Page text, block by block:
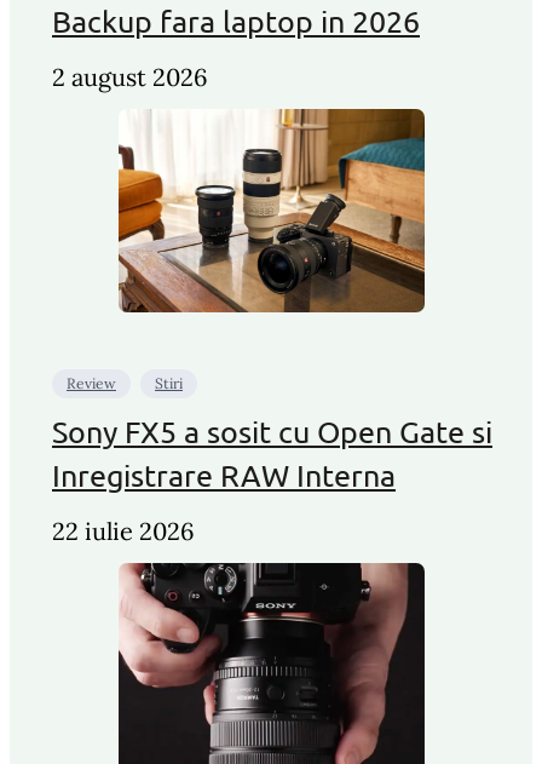
Backup fara laptop in 2026
2 august 2026
Review Stiri
Sony FX5 a sosit cu Open Gate si
Inregistrare RAW Interna
22 iulie 2026